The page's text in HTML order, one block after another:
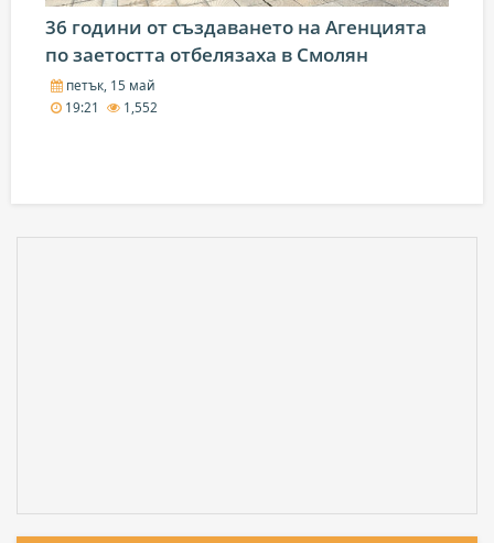
36 години от създаването на Агенцията
по заетостта отбелязаха в Смолян
петък, 15 май
19:21
1,552